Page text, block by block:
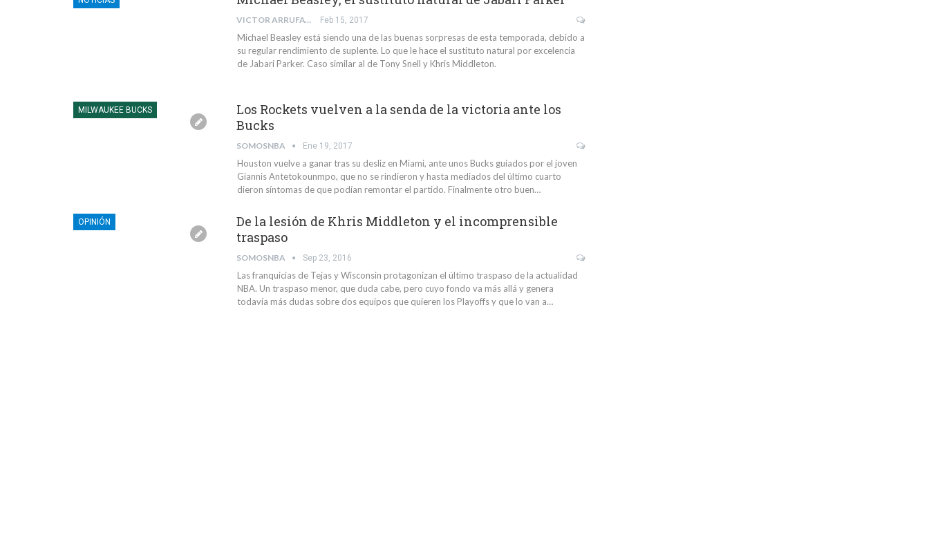
VICTOR ARRUFAT EDO Feb 15, 2017
Michael Beasley está siendo una de las buenas sorpresas de esta temporada, debido a
su regular rendimiento de suplente. Lo que le hace el sustituto natural por excelencia
de Jabari Parker. Caso similar al de Tony Snell y Khris Middleton.
MILWAUKEE BUCKS
Los Rockets vuelven a la senda de la victoria ante los
Bucks
SOMOSNBA Ene 19, 2017
Houston vuelve a ganar tras su desliz en Miami, ante unos Bucks guiados por el joven
Giannis Antetokounmpo, que no se rindieron y hasta mediados del último cuarto
dieron síntomas de que podían remontar el partido. Finalmente otro buen…
OPINIÓN
De la lesión de Khris Middleton y el incomprensible
traspaso
SOMOSNBA Sep 23, 2016
Las franquicias de Tejas y Wisconsin protagonizan el último traspaso de la actualidad
NBA. Un traspaso menor, que duda cabe, pero cuyo fondo va más allá y genera
todavía más dudas sobre dos equipos que quieren los Playoffs y que lo van a…